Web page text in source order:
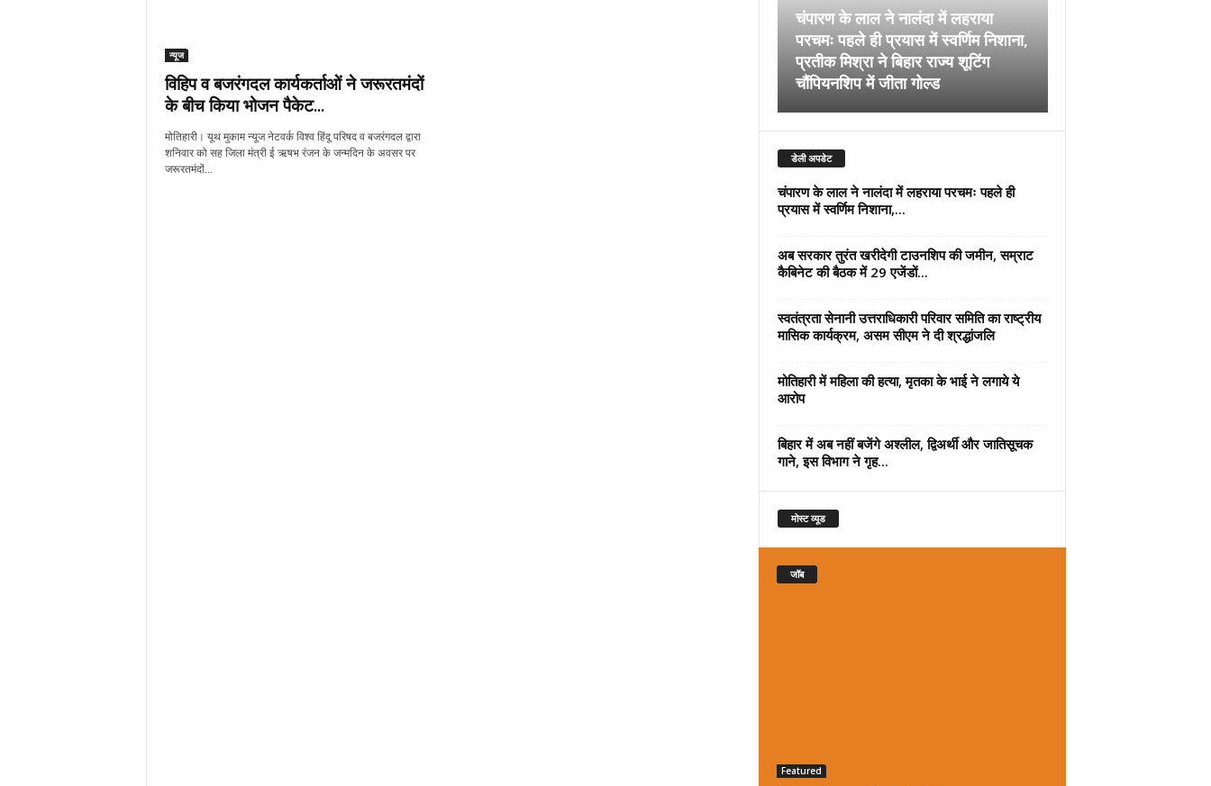
न्यूज
विहिप व बजरंगदल कार्यकर्ताओं ने जरूरतमंदों
के बीच किया भोजन पैकेट...
मोतिहारी। यूथ मुकाम न्यूज नेटवर्क विश्व हिंदू परिषद व बजरंगदल द्वारा
शनिवार को सह जिला मंत्री ई ऋषभ रंजन के जन्मदिन के अवसर पर
जरूरतमंदों...
चंपारण के लाल ने नालंदा में लहराया
परचमः पहले ही प्रयास में स्वर्णिम निशाना,
प्रतीक मिश्रा ने बिहार राज्य शूटिंग
चौंपियनशिप में जीता गोल्ड
डेली अपडेट
चंपारण के लाल ने नालंदा में लहराया परचमः पहले ही
प्रयास में स्वर्णिम निशाना,...
अब सरकार तुरंत खरीदेगी टाउनशिप की जमीन, सम्राट
कैबिनेट की बैठक में 29 एजेंडों...
स्वतंत्रता सेनानी उत्तराधिकारी परिवार समिति का राष्ट्रीय
मासिक कार्यक्रम, असम सीएम ने दी श्रद्धांजलि
मोतिहारी में महिला की हत्या, मृतका के भाई ने लगाये ये
आरोप
बिहार में अब नहीं बजेंगे अश्लील, द्विअर्थी और जातिसूचक
गाने, इस विभाग ने गृह...
मोस्ट व्यूड
जॉब
Featured